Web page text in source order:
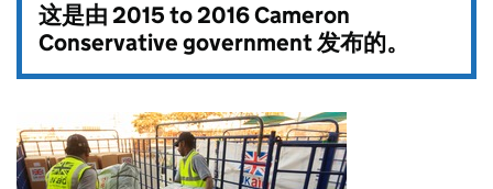
这是由2015 to 2016 Cameron
Conservative government发布的。